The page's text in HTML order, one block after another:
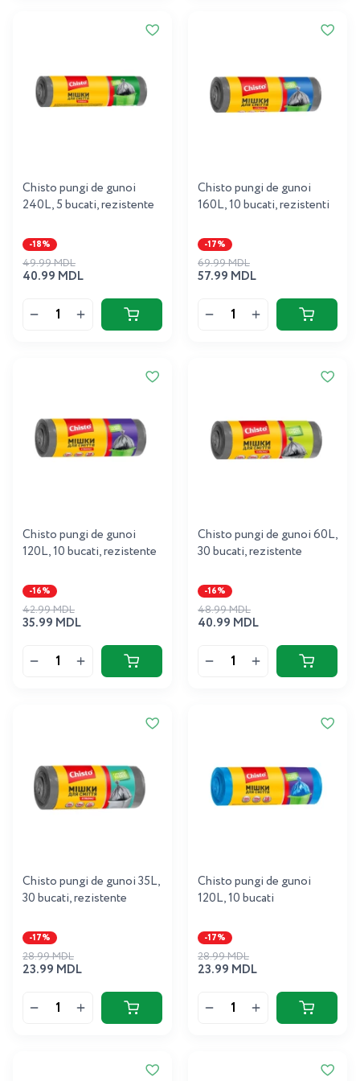
Chisto pungi de gunoi
240L, 5 bucati, rezistente
-18%
40.99 MDL
49.99 MDL
Chisto pungi de gunoi
160L, 10 bucati, rezistenti
-17%
57.99 MDL
69.99 MDL
Chisto pungi de gunoi
120L, 10 bucati, rezistente
-16%
35.99 MDL
42.99 MDL
Chisto pungi de gunoi 60L,
30 bucati, rezistente
-16%
40.99 MDL
48.99 MDL
Chisto pungi de gunoi 35L,
30 bucati, rezistente
-17%
23.99 MDL
28.99 MDL
Chisto pungi de gunoi
120L, 10 bucati
-17%
23.99 MDL
28.99 MDL